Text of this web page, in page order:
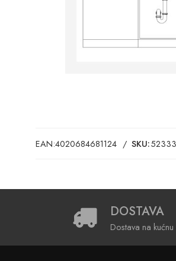
EAN:4020684681124 SKU:
DOSTAVA
Dostava na